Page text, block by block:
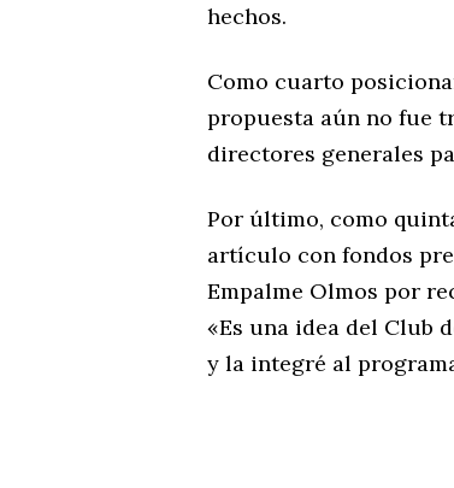
hechos.
Como cuarto
propuesta aún no fue
directores generales
Por último, como
artículo con fondos
Empalme Olmos por
«Es una idea del Club
y la integré al